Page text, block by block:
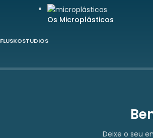
Os Microplásticos
FLUSKOSTUDIOS
Deixe o seu